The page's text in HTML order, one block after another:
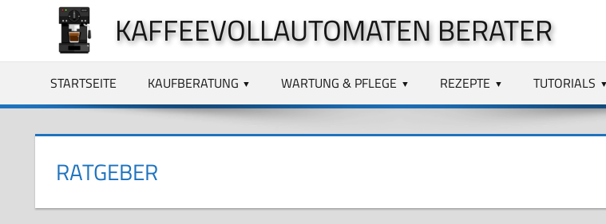
springen
KAFFEEVOLLAUTOMATEN BERATER
STARTSEITE KAUFBERATUNG WARTUNG & PFLEGE REZEPTE TUTORIALS
RATGEBER